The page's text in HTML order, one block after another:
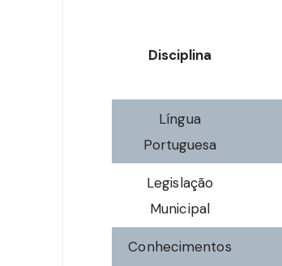
Disciplina
Língua
Portuguesa
Legislação
Municipal
Conhecimentos